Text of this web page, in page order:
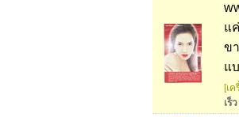
แ
ข
แ
[เ
เร็ว